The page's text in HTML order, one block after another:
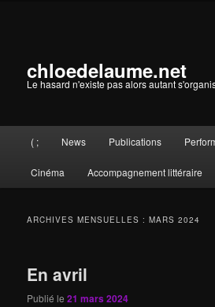
chloedelaume.net
Le hasard n'existe pas alors autant
principal
( ; News Publications
Cinéma Accompagnement littéraire
ARCHIVES MENSUELLES :MARS 2024
En avril
Publié le21 mars 2024